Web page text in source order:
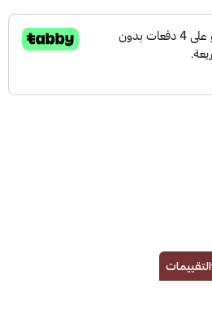
التقييمات